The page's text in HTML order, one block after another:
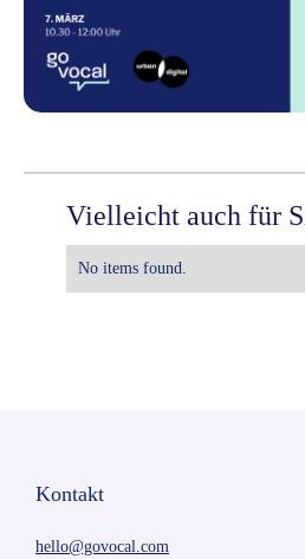
Vielleicht auch für
No items found.
Kontakt
hello@govocal.com